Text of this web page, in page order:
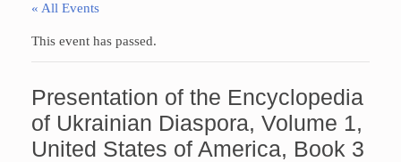
« All Events
This event has passed.
Presentation of the Encyclopedia
of Ukrainian Diaspora, Volume 1,
United States of America, Book 3